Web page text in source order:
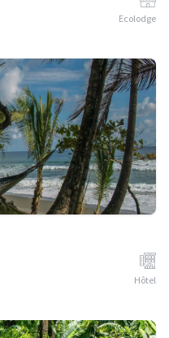
Ecolodge
Hôtel